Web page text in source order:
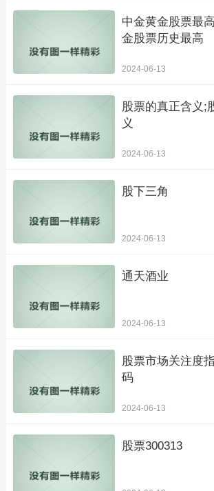
中金黄金股票最
金股票历史最高
2024-06-13
股票的真正含义;
义
2024-06-13
股下三角
2024-06-13
通天酒业
2024-06-13
股票市场关注度
码
2024-06-13
股票300313